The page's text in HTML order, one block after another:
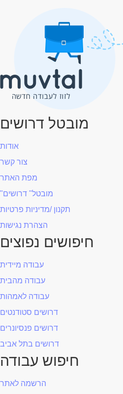
מובטל דרושים
אודות
צור קשר
מפת האתר
"מובטל" דרושים
תקנון /מדיניות פרטיות
הצהרת נגישות
חיפושים נפוצים
עבודה מיידית
עבודה מהבית
עבודה לאמהות
דרושים סטודנטים
דרושים פנסיונרים
דרושים בתל אביב
חיפוש עבודה
הרשמה לאתר